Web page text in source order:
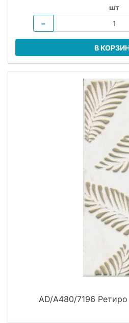
шт
−
В
AD/A480/7196